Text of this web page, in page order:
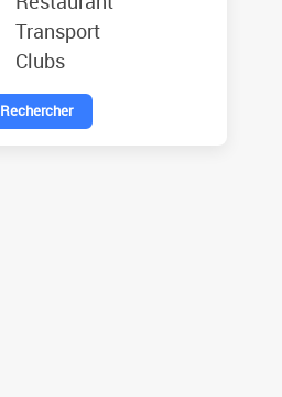
Transport
Clubs
Rechercher